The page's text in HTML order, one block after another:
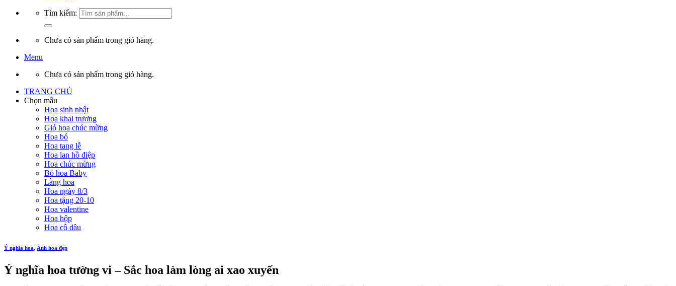
Tìm kiếm:
Chưa có sản phẩm trong giỏ hàng.
Menu
Chưa có sản phẩm trong giỏ hàng.
TRANG CHỦ
Chọn mẫu
Hoa sinh nhật
Hoa khai trương
Giỏ hoa chúc mừng
Hoa bó
Hoa tang lễ
Hoa lan hồ điệp
Hoa chúc mừng
Bó hoa Baby
Lẵng hoa
Hoa ngày 8/3
Hoa tặng 20-10
Hoa valentine
Hoa hộp
Hoa cô dâu
Ý nghĩa hoa, Ảnh hoa đẹp
Ý nghĩa hoa tường vi – Sắc hoa làm lòng ai xao xuyến